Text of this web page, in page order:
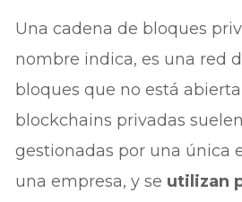
Una cadena de bloques
nombre indica, es una red
bloques que no está
blockchains privadas
gestionadas por una única
una empresa, y se utilizan